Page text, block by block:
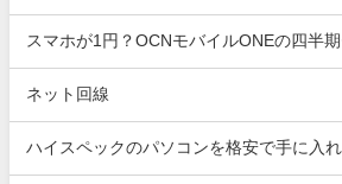
スマホが1円？OCNモバイルONEの四半
ネット回線
ハイスペックのパソコンを格安で手に入